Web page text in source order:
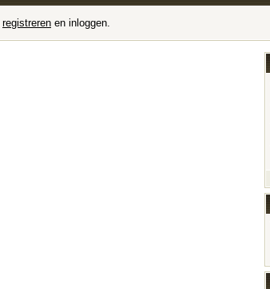
registreren en inloggen.